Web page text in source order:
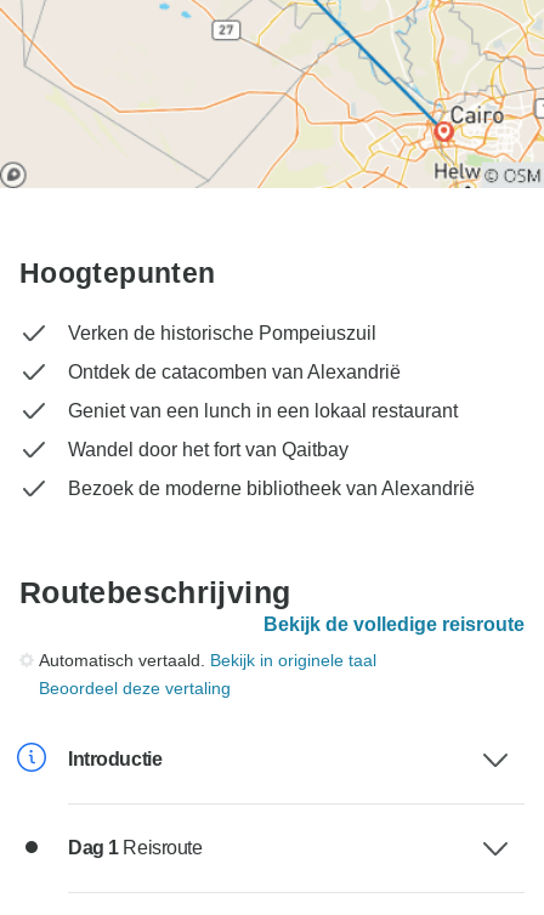
Hoogtepunten
Verken de historische Pompeiuszuil
Ontdek de catacomben van Alexandrië
Geniet van een lunch in een lokaal restaurant
Wandel door het fort van Qaitbay
Bezoek de moderne bibliotheek van Alexandrië
Routebeschrijving
Bekijk de volledige reisroute
Automatisch vertaald. Bekijk in originele taal
Beoordeel deze vertaling
Introductie
Dag 1 Reisroute